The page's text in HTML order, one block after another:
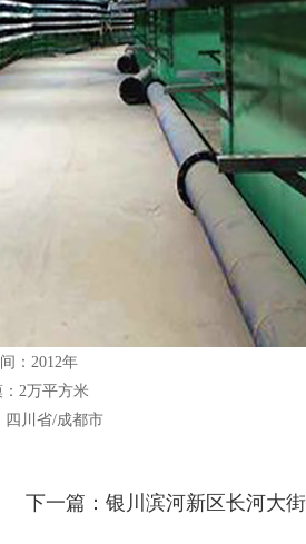
：2012年
：2万平方米
四川省/成都市
下一篇：银川滨河新区长河大